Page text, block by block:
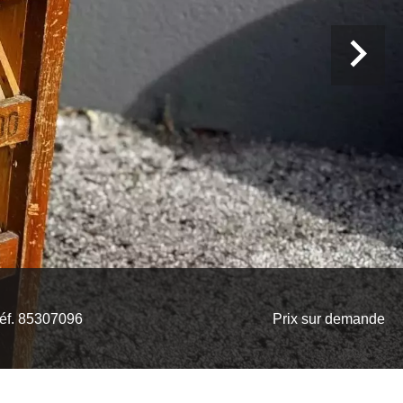
85307096 Prix sur demande